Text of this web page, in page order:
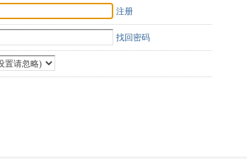
注册
找回密码